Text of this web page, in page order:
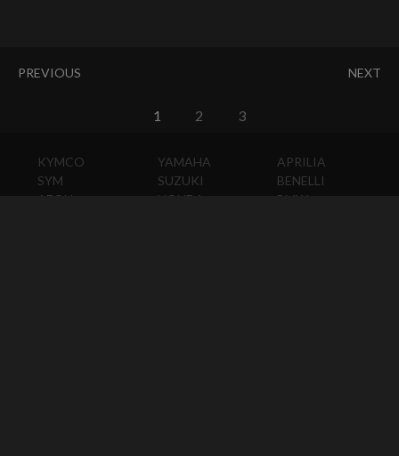
PREVIOUS NEXT
1 2 3
KYMCO
SYM
AEON
YAMAHA
SUZUKI
HONDA
APRILIA
BENELLI
BMW